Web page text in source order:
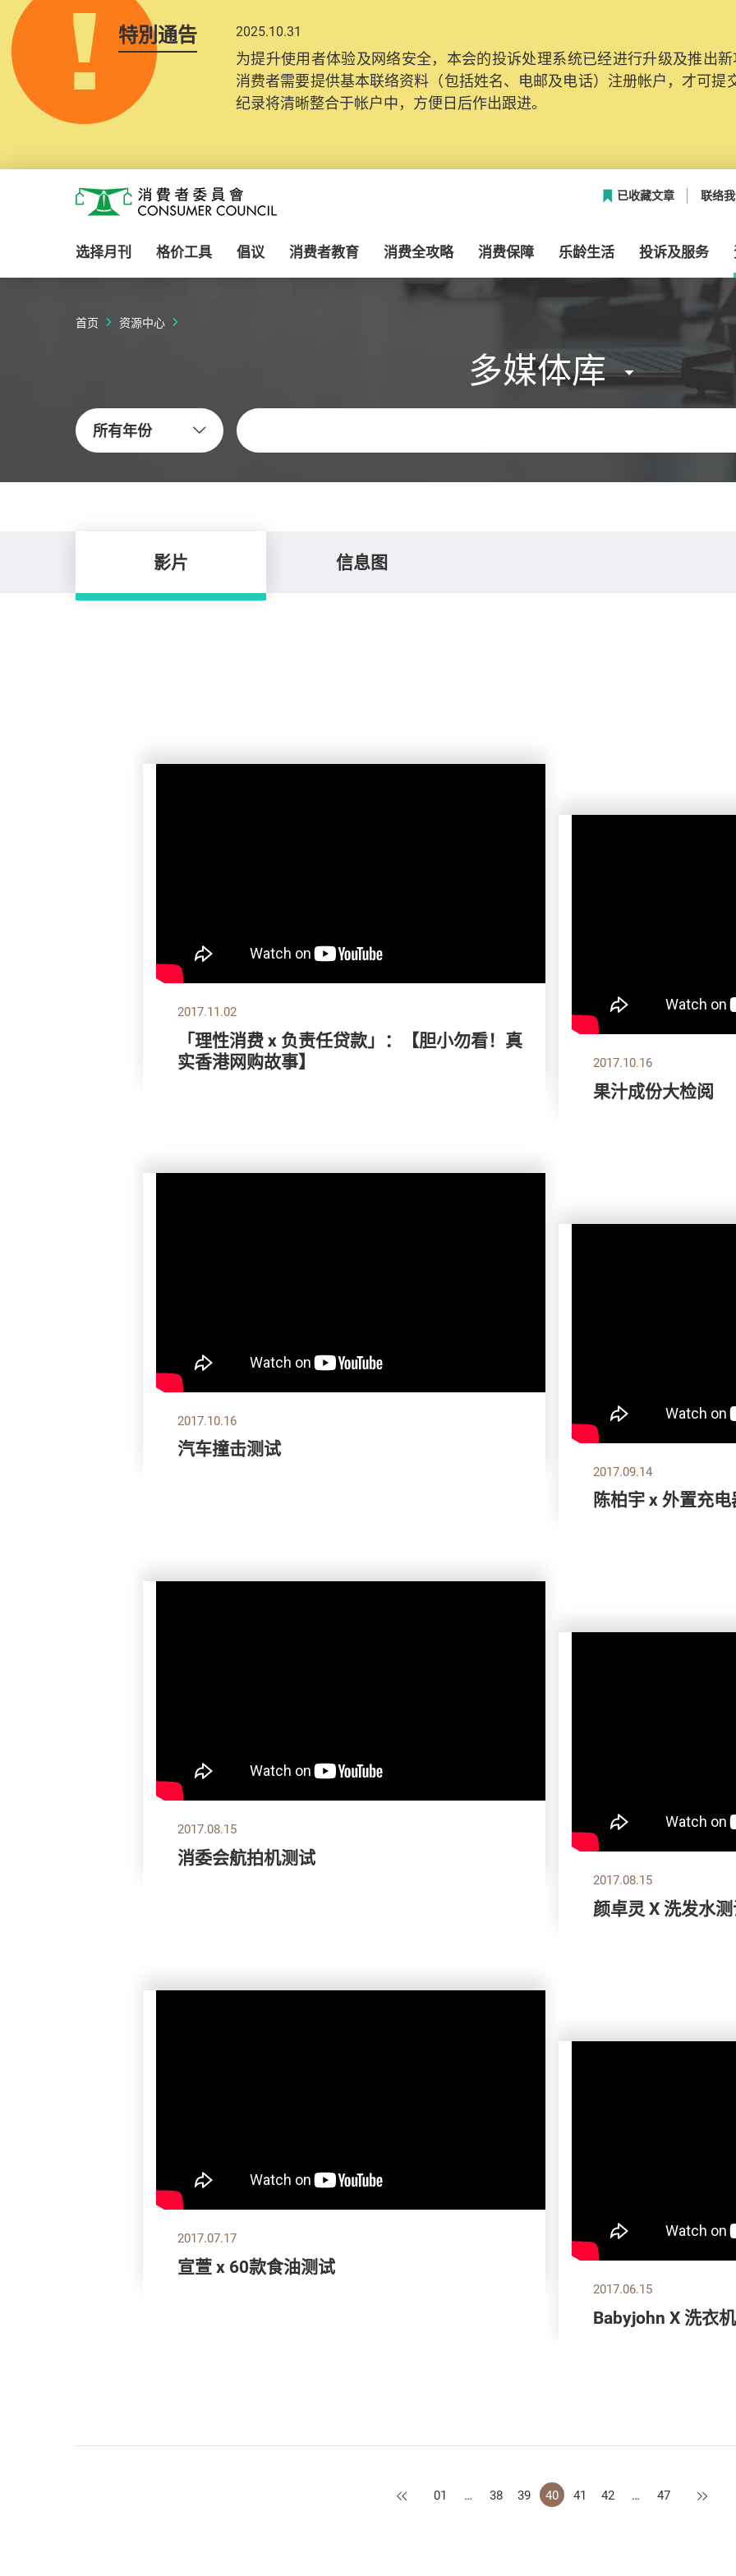
特別通告 2025.10.31
为提升使用者体验及网络安全，本会的投诉处理系统已经进行升级及推出
消费者需要提供基本联络资料（包括姓名、电邮及电话）注册帐户，才可提
纪录将清晰整合于帐户中，方便日后作出跟进。
消费者委员会
已收藏文章 联络
选择月刊 格价工具 倡议 消费者教育 消费全攻略 消费保障 乐龄生活 投诉及服务
首页 资源中心
多媒体库
所有年份
关键字
影片 信息图
2017.11.02
「理性消费 x 负责任贷款」：【胆小勿看！真
实香港网购故事】
2017.10.16
果汁成份大检阅
2017.10.16
汽车撞击测试
2017.09.14
陈柏宇 x 外置充电
2017.08.15
消委会航拍机测试
2017.08.15
颜卓灵 X 洗发水
2017.07.17
宣萱 x 60款食油测试
2017.06.15
Babyjohn X 洗衣机
上一页
01 … 38 39 40 41 42 … 47 下一页